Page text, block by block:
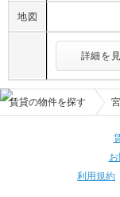
地図
詳細を
賃貸の物件を探す
利用規約